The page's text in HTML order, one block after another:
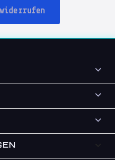


